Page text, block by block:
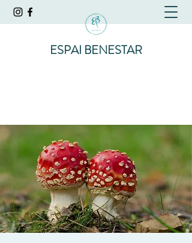
ESPAI BENESTAR